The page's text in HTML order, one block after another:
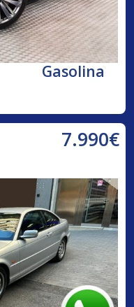
Gasolina
7.990€